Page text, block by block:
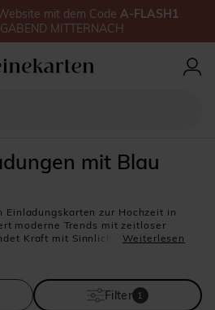
mit Blau
Einladungskarten zur Hochzeit in
moderne Trends mit zeitloser
Kraft mit Sinnlichkeit. Jede
an Designs und Formaten
Note einbringen und Ihren
voller Emotionen zukommen
Weiterlesen
Filter 1
mit dem Code A-FLASH1
MITTERNACH